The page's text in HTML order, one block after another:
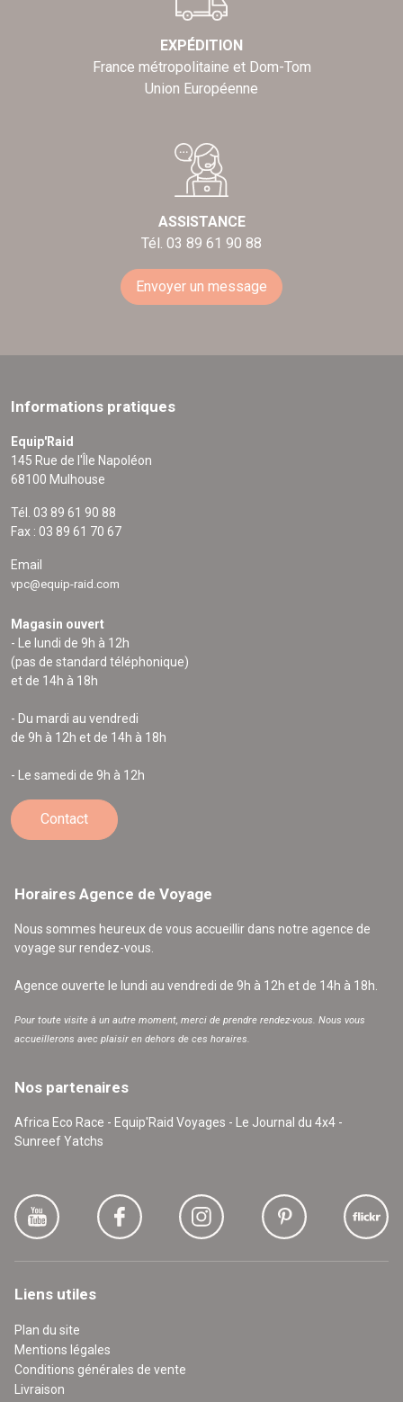
EXPÉDITION
France métropolitaine et Dom-Tom
Union Européenne
ASSISTANCE
Tél. 03 89 61 90 88
Envoyer un message
Informations pratiques
Equip'Raid
145 Rue de l'Île Napoléon
68100 Mulhouse
Tél. 03 89 61 90 88
Fax : 03 89 61 70 67
Email
vpc@equip-raid.com
Magasin ouvert
- Le lundi de 9h à 12h
(pas de standard téléphonique)
et de 14h à 18h
- Du mardi au vendredi
de 9h à 12h et de 14h à 18h
- Le samedi de 9h à 12h
Contact
Horaires Agence de Voyage
Nous sommes heureux de vous accueillir dans notre agence de
voyage sur rendez-vous.
Agence ouverte le lundi au vendredi de 9h à 12h et de 14h à 18h.
Pour toute visite à un autre moment, merci de prendre rendez-vous. Nous vous
accueillerons avec plaisir en dehors de ces horaires.
Nos partenaires
Africa Eco Race - Equip'Raid Voyages - Le Journal du 4x4 -
Sunreef Yatchs
Liens utiles
Plan du site
Mentions légales
Conditions générales de vente
Livraison